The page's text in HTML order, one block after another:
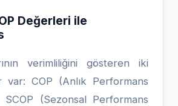
Değerleri ile
verimliliğini gösteren iki
var: COP (Anlık Performans
SCOP (Sezonsal Performans